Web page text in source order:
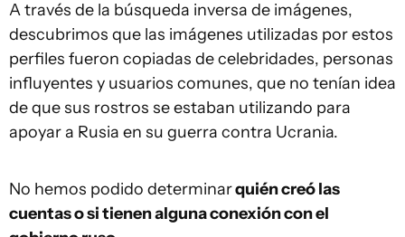
A través de la búsqueda inversa de imágenes,
descubrimos que las imágenes utilizadas por estos
perfiles fueron copiadas de celebridades, personas
influyentes y usuarios comunes, que no tenían idea
de que sus rostros se estaban utilizando para
apoyar a Rusia en su guerra contra Ucrania.
No hemos podido determinarquién creó las
cuentas o si tienen alguna conexión con el